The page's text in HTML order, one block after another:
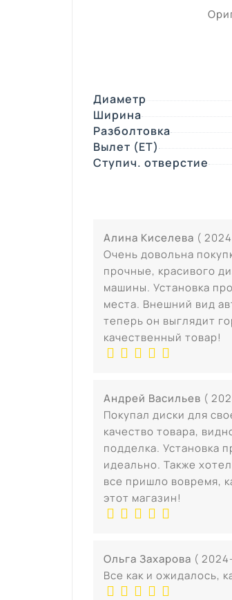
Диаметр
Ширина
Разболтовка
Вылет (ЕТ)
Ступич. отверстие
Алина Киселева (
Очень довольна
прочные, красивого
машины. Установка
места. Внешний вид
теперь он выглядит
качественный товар!
Андрей Васильев (
Покупал диски для
качество товара,
подделка. Установка
идеально. Также
все пришло вовремя,
этот магазин!
Ольга Захарова (
Все как и ожидалось,